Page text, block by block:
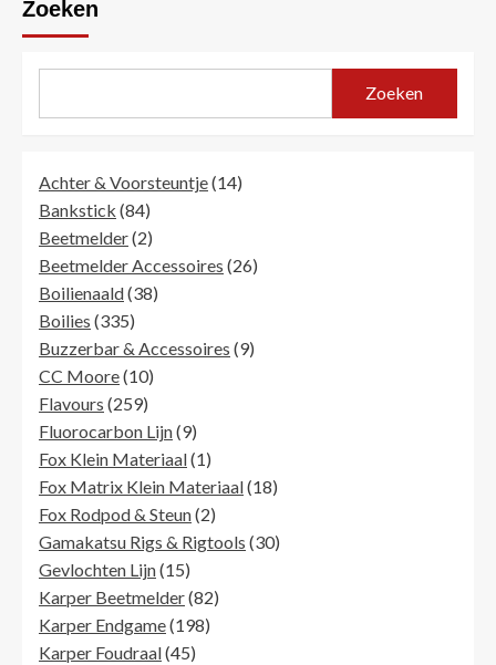
Zoeken
Zoeken
Achter & Voorsteuntje 1414
Bankstick 8484
producten
Beetmelder 22
producten
Beetmelder Accessoires 2626
Boilienaald 3838
Boilies 335335
producten
Buzzerbar & Accessoires 99
CC Moore 1010
Flavours 259259
producten
Fluorocarbon Lijn 99
producten
Fox Klein Materiaal 11
product
Fox Matrix Klein Materiaal 1818
Fox Rodpod & Steun 22
producten
Gamakatsu Rigs & Rigtools 3030
Gevlochten Lijn 1515
producten
Karper Beetmelder 8282
Karper Endgame 198198
Karper Foudraal 4545